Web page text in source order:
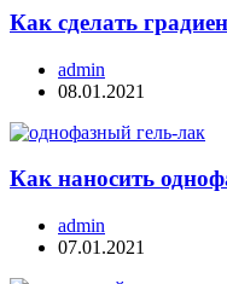
Как сделать
admin
08.01.2021
Как наносить
admin
07.01.2021